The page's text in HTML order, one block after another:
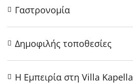
Γαστρονομία
Δημοφιλής τοποθεσίες
Η Εμπειρία στη Villa Kapella